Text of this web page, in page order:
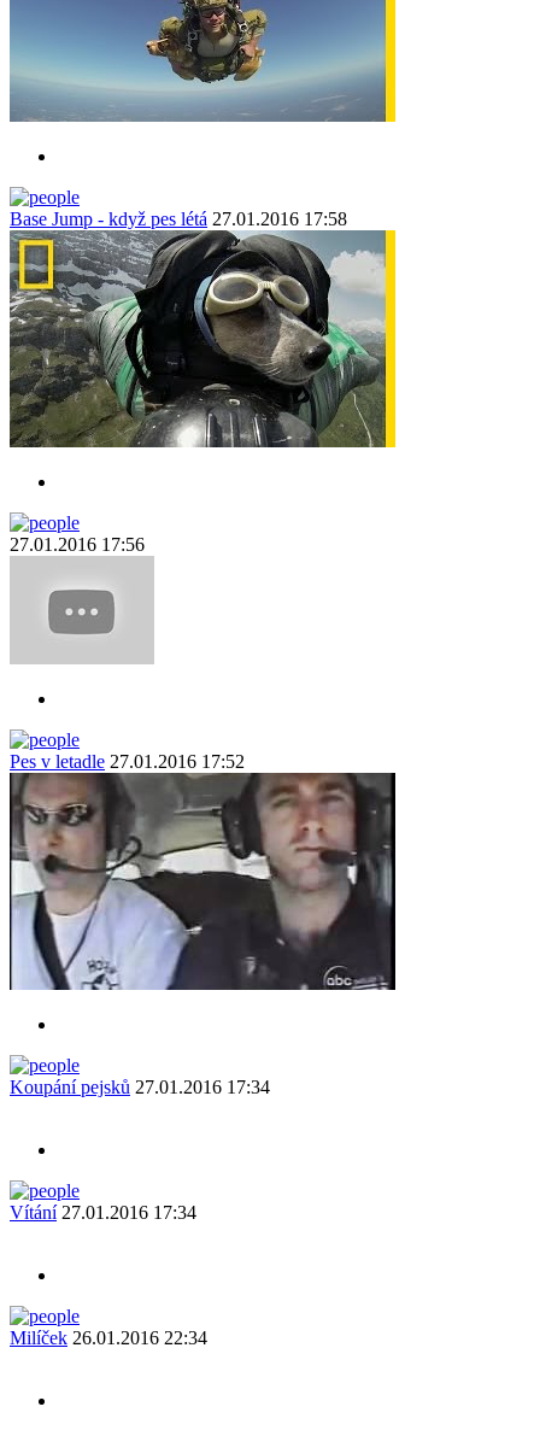
Base Jump - když pes létá 27.01.2016 17:58
27.01.2016 17:56
Pes v letadle 27.01.2016 17:52
Koupání pejsků 27.01.2016 17:34
Vítání 27.01.2016 17:34
Milíček 26.01.2016 22:34